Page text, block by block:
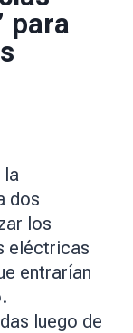
para
la
dos
los
eléctricas
entrarían
luego de